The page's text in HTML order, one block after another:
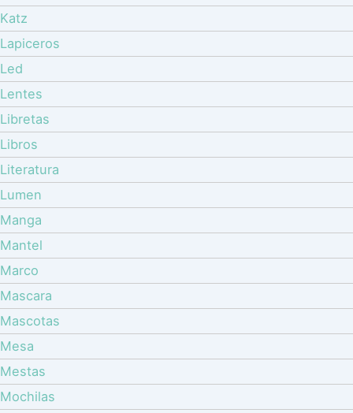
Katz
Lapiceros
Led
Lentes
Libretas
Libros
Literatura
Lumen
Manga
Mantel
Marco
Mascara
Mascotas
Mesa
Mestas
Mochilas